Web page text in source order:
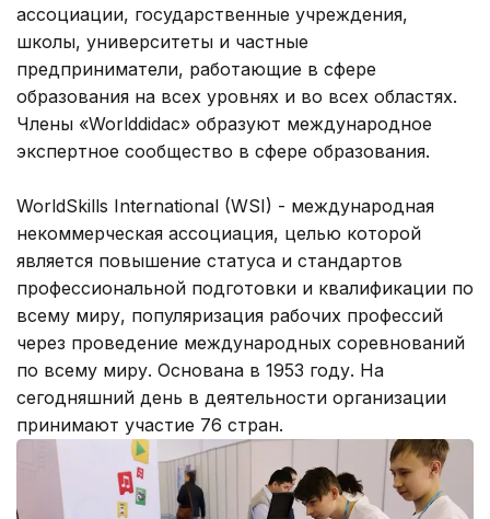
ассоциации, государственные учреждения,
школы, университеты и частные
предприниматели, работающие в сфере
образования на всех уровнях и во всех областях.
Члены «Worlddidac» образуют международное
экспертное сообщество в сфере образования.
WorldSkills International (WSI) - международная
некоммерческая ассоциация, целью которой
является повышение статуса и стандартов
профессиональной подготовки и квалификации по
всему миру, популяризация рабочих профессий
через проведение международных соревнований
по всему миру. Основана в 1953 году. На
сегодняшний день в деятельности организации
принимают участие 76 стран.